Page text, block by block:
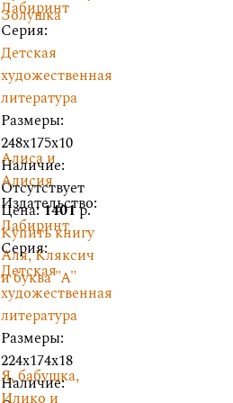
Золушка
Лабиринт
Серия:
Детская
художественная
литература
Размеры:
248x175x10
Наличие:
Отсутствует
Цена:1401р.
Купить книгу
Аля, Кляксич
и буква "А"
Алиса и
Алисия
Издательство:
Лабиринт
Серия:
Детская
художественная
литература
Размеры:
224x174x18
Наличие:
Я, бабушка,